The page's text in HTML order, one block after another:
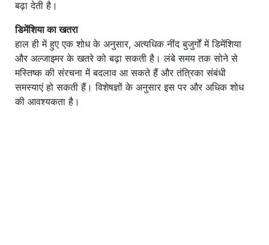
बढ़ा देती है।
डिमेंशिया का खतरा
हाल ही में हुए एक शोध के अनुसार, अत्यधिक नींद बुजुर्गों में डिमेंशिया
और अल्जाइमर के खतरे को बढ़ा सकती है। लंबे समय तक सोने से
मस्तिष्क की संरचना में बदलाव आ सकते हैं और तंत्रिका संबंधी
समस्याएं हो सकती हैं। विशेषज्ञों के अनुसार इस पर और अधिक शोध
की आवश्यकता है।